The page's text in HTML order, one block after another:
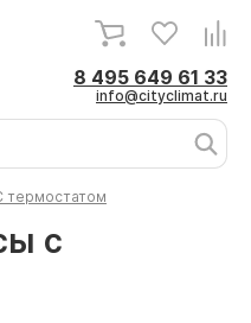
8 495 649 61 33
info@cityclimat.ru
термостатом
с